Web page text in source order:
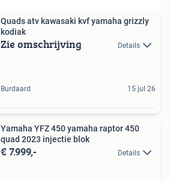
Quads atv kawasaki kvf yamaha grizzly
kodiak
Zie omschrijving Details
Burdaard 15 jul 26
Yamaha YFZ 450 yamaha raptor 450
quad 2023 injectie blok
€ 7.999,- Details